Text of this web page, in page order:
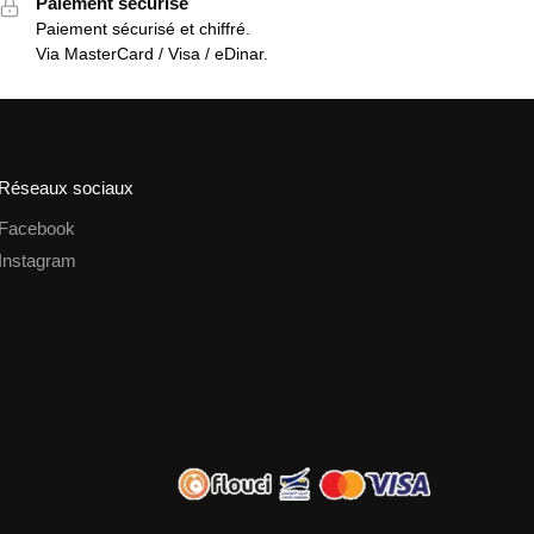
Paiement sécurisé et chiffré.
Via MasterCard / Visa / eDinar.
Réseaux sociaux
Facebook
Instagram